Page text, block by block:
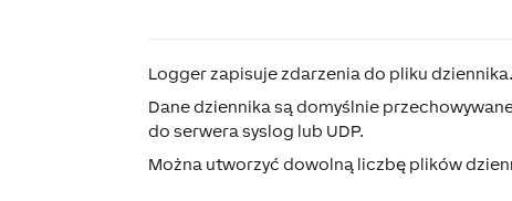
Logger zapisuje zdarzenia do pliku dziennika.
Dane dziennika są domyślnie
do serwera syslog lub UDP.
Można utworzyć dowolną liczbę plików